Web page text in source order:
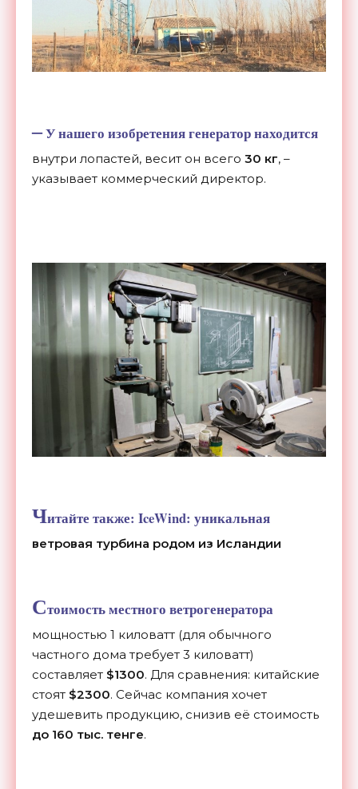
–У нашего изобретения генератор находится
внутри лопастей, весит он всего 30 кг, –
указывает коммерческий директор.
Читайте также: IceWind: уникальная
ветровая турбина родом из Исландии
Стоимость местного ветрогенератора
мощностью 1 киловатт (для обычного
частного дома требует 3 киловатт)
составляет $1300. Для сравнения: китайские
стоят $2300. Сейчас компания хочет
удешевить продукцию, снизив её стоимость
до 160 тыс. тенге.